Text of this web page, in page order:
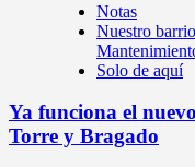
Notas
Nuestro
Solo de aquí
Ya funciona el
Torre y Bragado